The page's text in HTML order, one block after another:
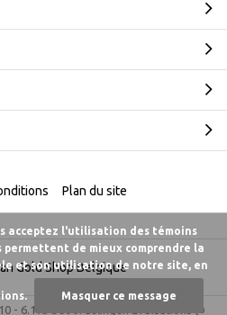
Gold Shop Belgique
Plan du site
10- 6.175 beoordelingen Évaluations @
acceptez l'utilisation des témoins
permettent de mieux comprendre la
et son utilisation de notre site, en
Masquer ce message